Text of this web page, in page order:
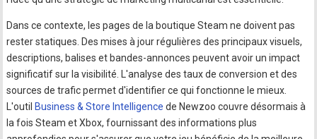
Dans ce contexte, les pages de la boutique Steam ne doivent pas
rester statiques. Des mises à jour régulières des principaux visuels,
descriptions, balises et bandes-annonces peuvent avoir un impact
significatif sur la visibilité. L'analyse des taux de conversion et des
sources de trafic permet d'identifier ce qui fonctionne le mieux.
L'outil Business & Store Intelligence de Newzoo couvre désormais à
la fois Steam et Xbox, fournissant des informations plus